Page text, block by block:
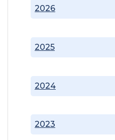
2023
2024
2025
2026